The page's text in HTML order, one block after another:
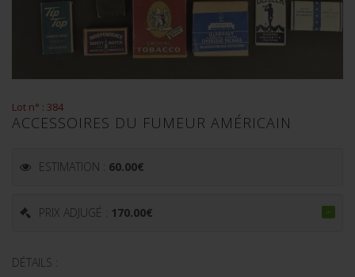
Lot n° : 384
ACCESSOIRES DU FUMEUR AMÉRICAIN
ESTIMATION : 60.00€
PRIX ADJUGÉ : 170.00€
DÉTAILS :